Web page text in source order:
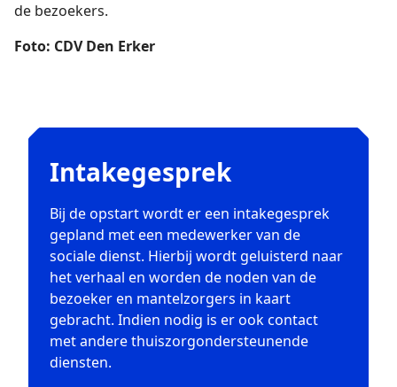
de bezoekers.
Foto: CDV Den Erker
Intakegesprek
Bij de opstart wordt er een intakegesprek
gepland met een medewerker van de
sociale dienst. Hierbij wordt geluisterd naar
het verhaal en worden de noden van de
bezoeker en mantelzorgers in kaart
gebracht. Indien nodig is er ook contact
met andere thuiszorgondersteunende
diensten.